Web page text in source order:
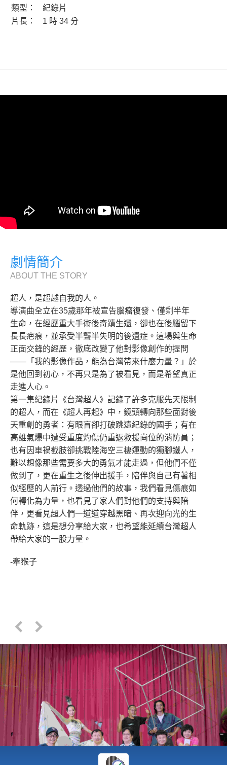
類型：
紀錄片
片長：
1 時 34 分
劇情簡介
ABOUT THE STORY
超人，是超越自我的人。
導演曲全立在35歲那年被宣告腦瘤復發、僅剩半年
生命，在經歷重大手術後奇蹟生還，卻也在後腦留下
長長疤痕，並承受半聾半失明的後遺症。這場與生命
正面交鋒的經歷，徹底改變了他對影像創作的提問
——「我的影像作品，能為台灣帶來什麼力量？」於
是他回到初心，不再只是為了被看見，而是希望真正
走進人心。
第一集紀錄片《台灣超人》記錄了許多克服先天限制
的超人，而在《超人再起》中，鏡頭轉向那些面對後
天重創的勇者：有眼盲卻打破跳遠紀錄的國手；有在
高雄氣爆中遭受重度灼傷仍重返救援崗位的消防員；
也有因車禍截肢卻挑戰陸海空三棲運動的獨腳鐵人，
難以想像那些需要多大的勇氣才能走過，但他們不僅
做到了，更在重生之後伸出援手，陪伴與自己有著相
似經歷的人前行。透過他們的故事，我們看見傷痕如
何轉化為力量，也看見了家人們對他們的支持與陪
伴，更看見超人們一道道穿越黑暗、再次迎向光的生
命軌跡，這是想分享給大家，也希望能延續台灣超人
帶給大家的一股力量。
-牽猴子